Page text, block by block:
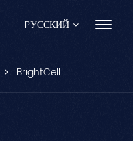
PУССКИЙ
BrightCell